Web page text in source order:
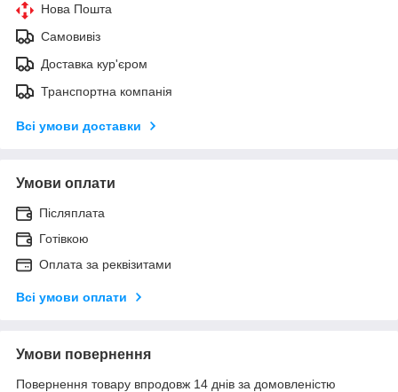
Нова Пошта
Самовивіз
Доставка кур'єром
Транспортна компанія
Всі умови доставки
Умови оплати
Післяплата
Готівкою
Оплата за реквізитами
Всі умови оплати
Умови повернення
Повернення товару впродовж 14 днів за домовленістю